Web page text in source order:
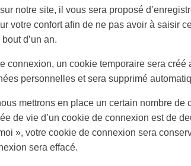
notre site, il vous sera proposé
votre confort afin de ne pas avoir à saisir
d’un an.
connexion, un cookie temporaire sera
personnelles et sera supprimé
mettrons en place un certain nombre
de vie d’un cookie de connexion est de
», votre cookie de connexion sera
sera effacé.